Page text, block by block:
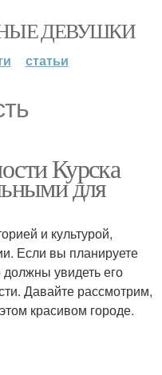
ДЕВУШКИ
статьи
Курска
для
и культурой,
Если вы планируете
должны увидеть его
Давайте рассмотрим,
красивом городе.